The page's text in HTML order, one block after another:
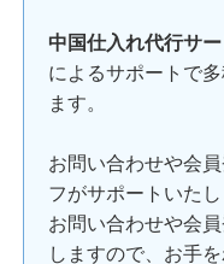
中国仕入れ代行サ
によるサポートで
ます。
お問い合わせや会
フがサポートいた
お問い合わせや会
しますので、お手